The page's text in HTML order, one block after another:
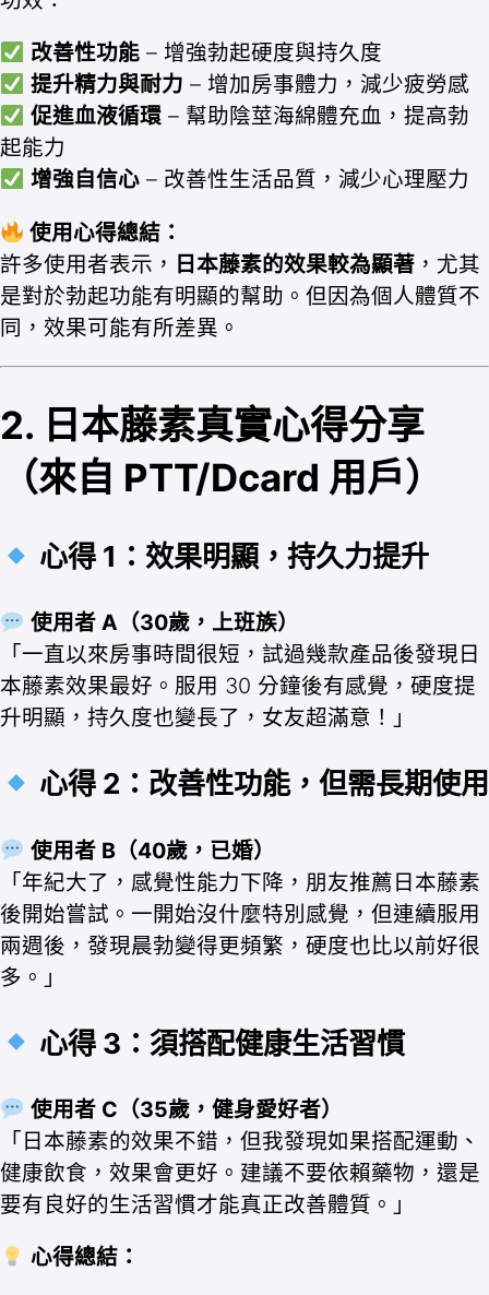
改善性功能 – 增強勃起硬度與持久度
提升精力與耐力 – 增加房事體力，減少疲勞感
促進血液循環 – 幫助陰莖海綿體充血，提高勃
起能力
增強自信心 – 改善性生活品質，減少心理壓力
使用心得總結：
許多使用者表示， 日本藤素的效果較為顯著 ，尤其
是對於勃起功能有明顯的幫助。但因為個人體質不
同，效果可能有所差異。
2. 日本藤素真實心得分享
（來自 PTT/Dcard 用戶）
心得 1：效果明顯，持久力提升
使用者 A（30歲，上班族）
「一直以來房事時間很短，試過幾款產品後發現日
本藤素效果最好。服用 30 分鐘後有感覺，硬度提
升明顯，持久度也變長了，女友超滿意！」
心得 2：改善性功能，但需長期使用
使用者 B（40歲，已婚）
「年紀大了，感覺性能力下降，朋友推薦日本藤素
後開始嘗試。一開始沒什麼特別感覺，但連續服用
兩週後，發現晨勃變得更頻繁，硬度也比以前好很
多。」
心得 3：須搭配健康生活習慣
使用者 C（35歲，健身愛好者）
「日本藤素的效果不錯，但我發現如果搭配運動、
健康飲食，效果會更好。建議不要依賴藥物，還是
要有良好的生活習慣才能真正改善體質。」
心得總結：